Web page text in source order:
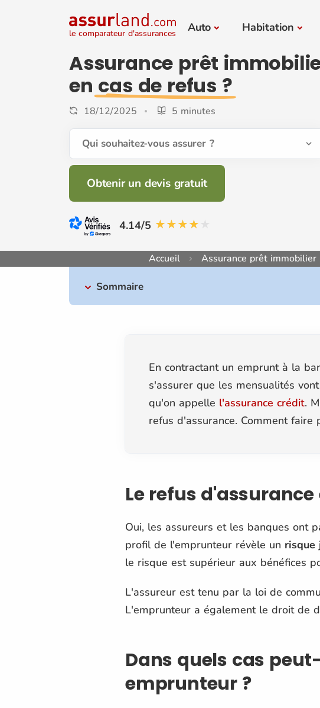
le comparateur d'assurances Auto Habitation
Assurance prêt
en cas de refus ?
18/12/2025 5 minutes
Qui souhaitez-vous assurer ?
Obtenir un devis gratuit
4.14/5
Accueil Assurance prêt immobilier
Sommaire
En contractant un emprunt à la
s'assurer que les mensualités
qu'on appelle l'assurance crédit.
refus d'assurance. Comment faire
Le refus
Oui, les assureurs et les banques ont
profil de l'emprunteur révèle un risque
le risque est supérieur aux bénéfices
L'assureur est tenu par la loi de
L'emprunteur a également le droit de
Dans quels cas
emprunteur ?